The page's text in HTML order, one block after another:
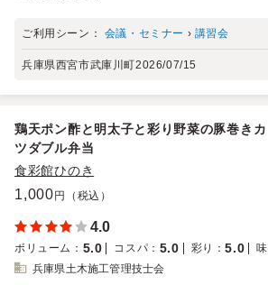
ご利用シーン： 会議・セミナー › 講習会
兵庫県西宮市武庫川町2026/07/15
鶏天ポン酢と明太子と彩り野菜の豚巻きカ
ツダブル弁当
食彩館ひのき
1,000円（税込）
4.0
ボリューム ： 5.0 コスパ ： 5.0 彩り ：5.0 味
兵庫県土木施工管理技士会